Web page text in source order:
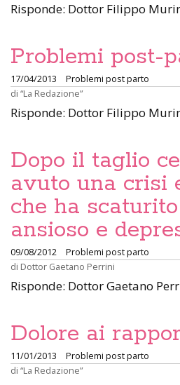
Risponde: Dottor Filippo
Problemi post-
17/04/2013
Problemi post parto
di “La Redazione”
Risponde: Dottor Filippo
Dopo il taglio
avuto una crisi
che ha
ansioso e
09/08/2012
Problemi post parto
di Dottor Gaetano Perrini
Risponde: Dottor Gaetano
Dolore ai
11/01/2013
Problemi post parto
di “La Redazione”